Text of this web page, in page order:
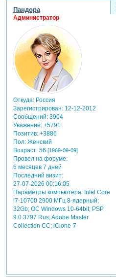
Пандора
Администратор
Откуда:Россия
Зарегистрирован: 12-12-2012
Сообщений:3904
Уважение: +5791
Позитив: +3886
Пол:Женский
Возраст:56 [1969-09-09]
Провел на форуме:
6 месяцев 7 дней
Последний визит:
27-07-2026 00:16:05
Параметры компьютера:Intel Core
i7-10700 2900 МГц 8-ядерный;
32Gb; ОС Windows 10-64bit; PSP
9.0.3797 Rus; Adobe Master
Collection СС; iClone-7